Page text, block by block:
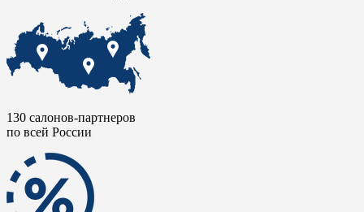
130 салонов-партнеров
по всей России